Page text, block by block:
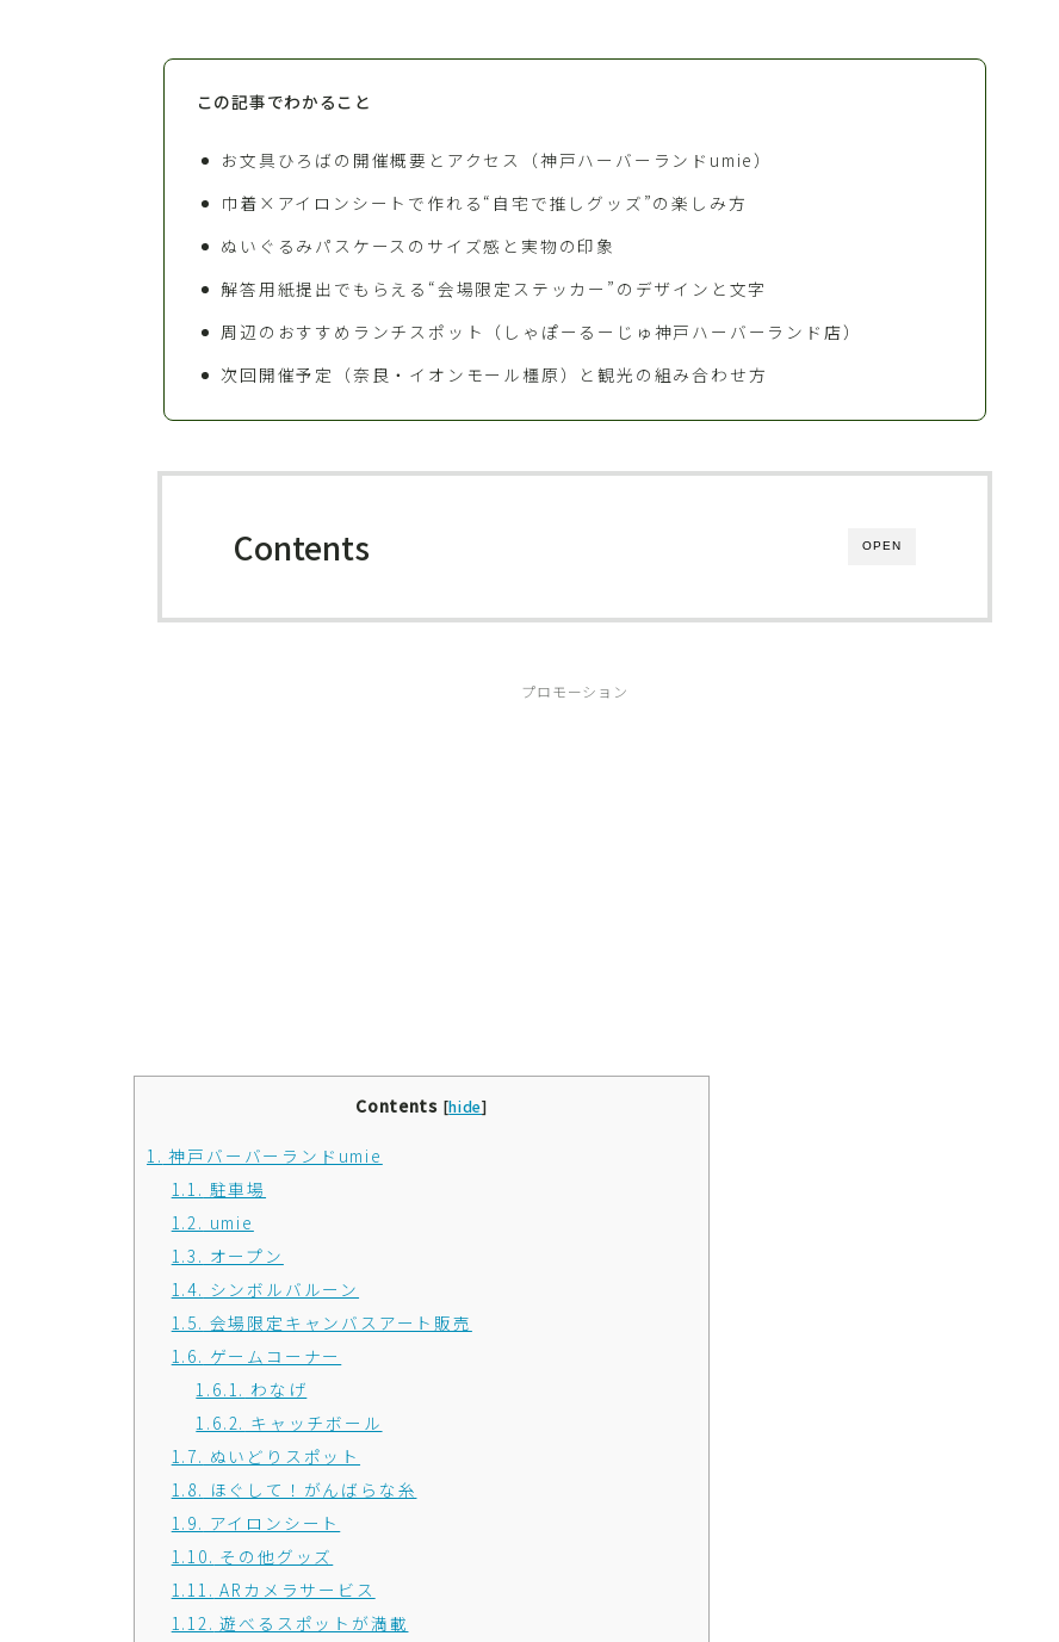
この記事でわかること
お文具ひろばの開催概要とアクセス（神戸ハーバーランドumie）
巾着×アイロンシートで作れる“自宅で推しグッズ”の楽しみ方
ぬいぐるみパスケースのサイズ感と実物の印象
解答用紙提出でもらえる“会場限定ステッカー”のデザインと文字
周辺のおすすめランチスポット（しゃぽーるーじゅ神戸ハーバーランド店）
次回開催予定（奈良・イオンモール橿原）と観光の組み合わせ方
OPEN
Contents
プロモーション
Contents [hide]
1. 神戸バーバーランドumie
1.1. 駐車場
1.2. umie
1.3. オープン
1.4. シンボルバルーン
1.5. 会場限定キャンバスアート販売
1.6. ゲームコーナー
1.6.1. わなげ
1.6.2. キャッチボール
1.7. ぬいどりスポット
1.8. ほぐして！がんばらな糸
1.9. アイロンシート
1.10. その他グッズ
1.11. ARカメラサービス
1.12. 遊べるスポットが満載